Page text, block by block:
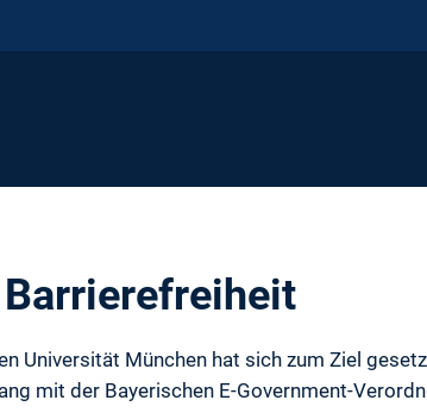
Universität München hat sich zum Ziel
mit der Bayerischen E-Government-